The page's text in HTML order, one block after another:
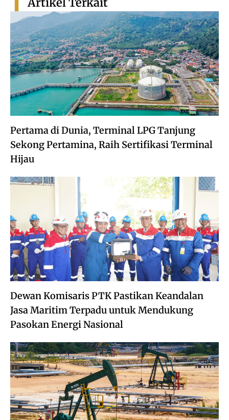
Pertama di Dunia, Terminal LPG Tanjung
Sekong Pertamina, Raih Sertifikasi Terminal
Hijau
Dewan Komisaris PTK Pastikan Keandalan
Jasa Maritim Terpadu untuk Mendukung
Pasokan Energi Nasional